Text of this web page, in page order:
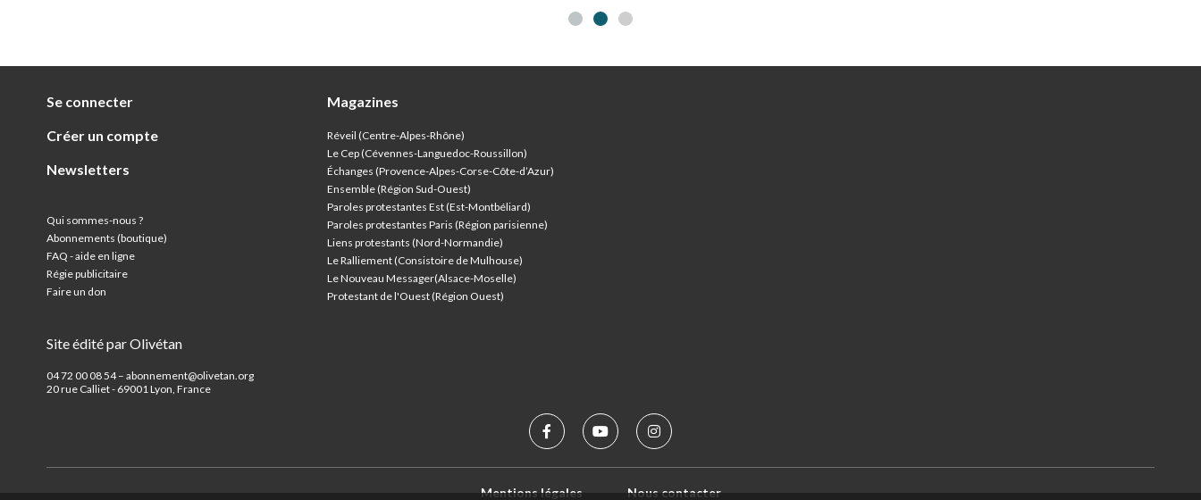
Se connecter
Créer un compte
Newsletters
Qui sommes-nous ?
Abonnements (boutique)
FAQ - aide en ligne
Régie publicitaire
Faire un don
Site édité par Olivétan
04 72 00 08 54 – abonnement@olivetan.org
20 rue Calliet - 69001 Lyon, France
Magazines
Réveil (Centre-Alpes-Rhône)
Le Cep (Cévennes-Languedoc-Roussillon)
Échanges (Provence-Alpes-Corse-Côte-d’Azur)
Ensemble (Région Sud-Ouest)
Paroles protestantes Est (Est-Montbéliard)
Paroles protestantes Paris (Région parisienne)
Liens protestants (Nord-Normandie)
Le Ralliement (Consistoire de Mulhouse)
Le Nouveau Messager(Alsace-Moselle)
Protestant de l'Ouest (Région Ouest)
Mentions légales Nous contacter